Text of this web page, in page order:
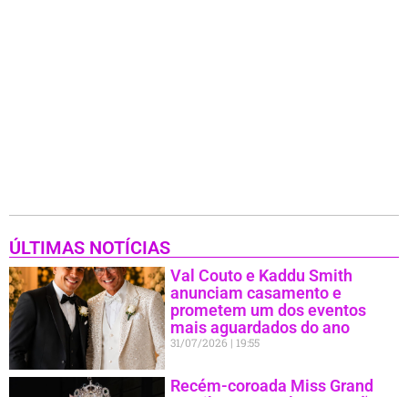
ÚLTIMAS NOTÍCIAS
Val Couto e Kaddu Smith
anunciam casamento e
prometem um dos eventos
mais aguardados do ano
31/07/2026 19:55
Recém-coroada Miss Grand